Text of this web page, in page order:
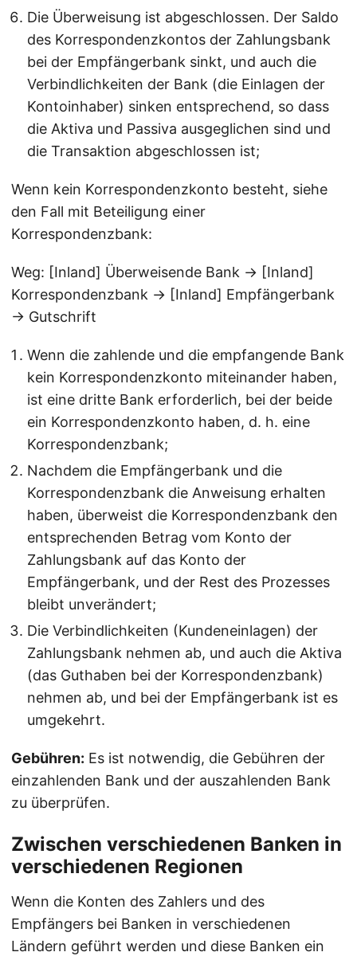
Die Überweisung ist abgeschlossen. Der Saldo
des Korrespondenzkontos der Zahlungsbank
bei der Empfängerbank sinkt, und auch die
Verbindlichkeiten der Bank (die Einlagen der
Kontoinhaber) sinken entsprechend, so dass
die Aktiva und Passiva ausgeglichen sind und
die Transaktion abgeschlossen ist;
Wenn kein Korrespondenzkonto besteht, siehe
den Fall mit Beteiligung einer
Korrespondenzbank:
Weg: [Inland] Überweisende Bank → [Inland]
Korrespondenzbank → [Inland] Empfängerbank
→ Gutschrift
Wenn die zahlende und die empfangende Bank
kein Korrespondenzkonto miteinander haben,
ist eine dritte Bank erforderlich, bei der beide
ein Korrespondenzkonto haben, d. h. eine
Korrespondenzbank;
Nachdem die Empfängerbank und die
Korrespondenzbank die Anweisung erhalten
haben, überweist die Korrespondenzbank den
entsprechenden Betrag vom Konto der
Zahlungsbank auf das Konto der
Empfängerbank, und der Rest des Prozesses
bleibt unverändert;
Die Verbindlichkeiten (Kundeneinlagen) der
Zahlungsbank nehmen ab, und auch die Aktiva
(das Guthaben bei der Korrespondenzbank)
nehmen ab, und bei der Empfängerbank ist es
umgekehrt.
Gebühren: Es ist notwendig, die Gebühren der
einzahlenden Bank und der auszahlenden Bank
zu überprüfen.
Zwischen verschiedenen Banken in
verschiedenen Regionen
Wenn die Konten des Zahlers und des
Empfängers bei Banken in verschiedenen
Ländern geführt werden und diese Banken ein